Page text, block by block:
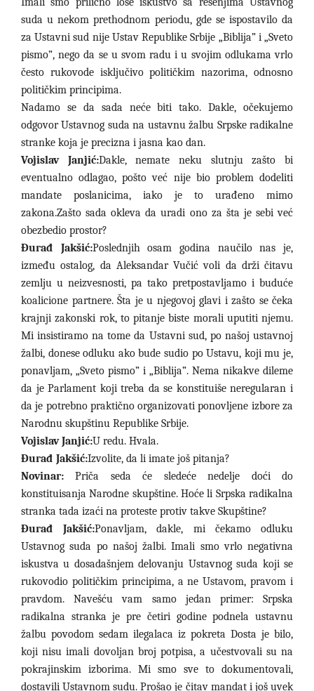
suda u nekom prethodnom periodu, gde se ispostavilo da
za Ustavni sud nije Ustav Republike Srbije „Biblija”i „Sveto
pismo”, nego da se u svom radu i u svojim odlukama vrlo
često rukovode isključivo političkim nazorima, odnosno
političkim principima.
Nadamo se da sada neće biti tako. Dakle, očekujemo
odgovor Ustavnog suda na ustavnu žalbu Srpske radikalne
stranke koja je precizna i jasna kao dan.
Vojislav Janjić:Dakle, nemate neku slutnju zašto bi
eventualno odlagao, pošto već nije bio problem dodeliti
mandate poslanicima, iako je to urađeno mimo
zakona.Zašto sada okleva da uradi ono za šta je sebi već
obezbedio prostor?
Đurađ Jakšić:Poslednjih osam godina naučilo nas je,
između ostalog, da Aleksandar Vučić voli da drži čitavu
zemlju u neizvesnosti, pa tako pretpostavljamo i buduće
koalicione partnere. Šta je u njegovoj glavi i zašto se čeka
krajnji zakonski rok, to pitanje biste morali uputiti njemu.
Mi insistiramo na tome da Ustavni sud, po našoj ustavnoj
žalbi, donese odluku ako bude sudio po Ustavu, koji mu je,
ponavljam, „Sveto pismo” i „Biblija”. Nema nikakve dileme
da jeParlament koji treba da se konstituiše neregularan i
da je potrebno praktično organizovati ponovljene izbore za
Narodnu skupštinu Republike Srbije.
Vojislav Janjić:U redu. Hvala.
Đurađ Jakšić:Izvolite, da li imate još pitanja?
Novinar: Priča seda će sledeće nedelje doći do
konstituisanja Narodne skupštine. Hoće li Srpska radikalna
stranka tada izaći na proteste protiv takve Skupštine?
Đurađ Jakšić:Ponavljam, dakle, mi čekamo odluku
Ustavnog suda po našoj žalbi. Imali smo vrlo negativna
iskustva u dosadašnjem delovanju Ustavnog suda koji se
rukovodio političkim principima, a ne Ustavom, pravom i
pravdom. Navešću vam samo jedan primer: Srpska
radikalna stranka je pre četiri godine podnela ustavnu
žalbu povodom sedam ilegalaca iz pokreta Dosta je bilo,
koji nisu imali dovoljan broj potpisa, a učestvovali su na
pokrajinskim izborima. Mi smo sve to dokumentovali,
dostavili Ustavnom sudu. Prošao je čitav mandat i još uvek